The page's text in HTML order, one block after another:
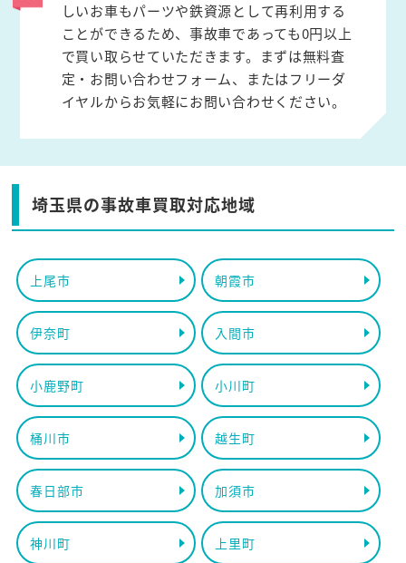
しいお車もパーツや鉄資源として再利用する
ことができるため、事故車であっても0円以上
で買い取らせていただきます。まずは無料査
定・お問い合わせフォーム、またはフリーダ
イヤルからお気軽にお問い合わせください。
埼玉県の事故車買取対応地域
上尾市 朝霞市
伊奈町 入間市
小鹿野町 小川町
桶川市 越生町
春日部市 加須市
神川町 上里町